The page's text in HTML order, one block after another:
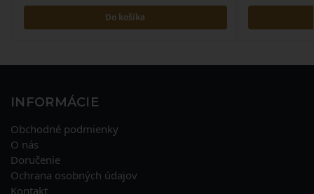
Do košíka
INFORMÁCIE
Obchodné podmienky
O nás
Doručenie
Ochrana osobných údajov
Kontakt